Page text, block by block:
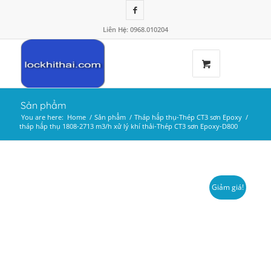
Liên Hệ: 0968.010204
Sản phẩm
You are here: Home / Sản phẩm / Tháp hấp thụ-Thép CT3 sơn Epoxy /
tháp hấp thụ 1808-2713 m3/h xử lý khí thải-Thép CT3 sơn Epoxy-D800
Giảm giá!